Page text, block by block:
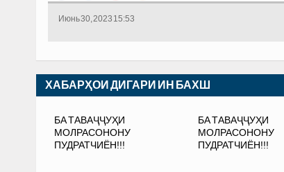
Июнь 30, 2023 15:53
ХАБАРҲОИ ДИГАРИ ИН БАХШ
БА ТАВАҶҶУҲИ
МОЛРАСОНОНУ
ПУДРАТЧИЁН!!!
БА ТАВАҶҶУҲИ
МОЛРАСОНОНУ
ПУДРАТЧИЁН!!!